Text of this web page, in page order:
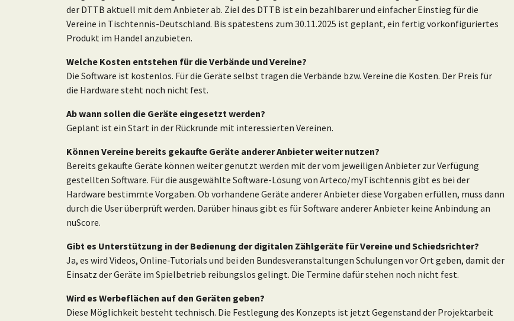
der DTTB aktuell mit dem Anbieter ab. Ziel des DTTB ist ein bezahlbarer und einfacher Einstieg für die
Vereine in Tischtennis-Deutschland. Bis spätestens zum 30.11.2025 ist geplant, ein fertig vorkonfiguriertes
Produkt im Handel anzubieten.
Welche Kosten entstehen für die Verbände und Vereine?
Die Software ist kostenlos. Für die Geräte selbst tragen die Verbände bzw. Vereine die Kosten. Der Preis für
die Hardware steht noch nicht fest.
Ab wann sollen die Geräte eingesetzt werden?
Geplant ist ein Start in der Rückrunde mit interessierten Vereinen.
Können Vereine bereits gekaufte Geräte anderer Anbieter weiter nutzen?
Bereits gekaufte Geräte können weiter genutzt werden mit der vom jeweiligen Anbieter zur Verfügung
gestellten Software. Für die ausgewählte Software-Lösung von Arteco/myTischtennis gibt es bei der
Hardware bestimmte Vorgaben. Ob vorhandene Geräte anderer Anbieter diese Vorgaben erfüllen, muss dann
durch die User überprüft werden. Darüber hinaus gibt es für Software anderer Anbieter keine Anbindung an
nuScore.
Gibt es Unterstützung in der Bedienung der digitalen Zählgeräte für Vereine und Schiedsrichter?
Ja, es wird Videos, Online-Tutorials und bei den Bundesveranstaltungen Schulungen vor Ort geben, damit der
Einsatz der Geräte im Spielbetrieb reibungslos gelingt. Die Termine dafür stehen noch nicht fest.
Wird es Werbeflächen auf den Geräten geben?
Diese Möglichkeit besteht technisch. Die Festlegung des Konzepts ist jetzt Gegenstand der Projektarbeit